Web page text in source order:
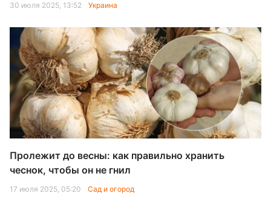
30 июля 2025, 13:52 Украина
Пролежит до весны: как правильно хранить
чеснок, чтобы он не гнил
17 июля 2025, 05:20 Сад и огород